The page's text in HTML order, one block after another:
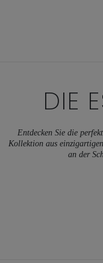
DIE
Entdecken Sie die
Kollektion aus
an der